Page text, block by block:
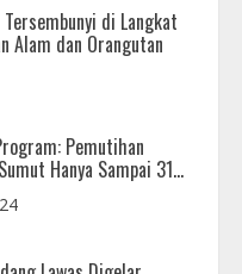
di Langkat
Alam dan Orangutan
Pemutihan
Hanya Sampai 31